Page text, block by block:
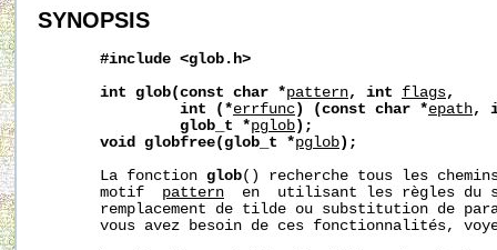
SYNOPSIS
#include <glob.h>
int glob(const char *pattern, int flags,
int
(*errfunc ) (const char *epath,
glob_t
*pglob );
void globfree(glob_t *pglob );
       La fonction
glob() recherche tous les
       motif
pattern
en  utilisant les règles du
remplacement de tilde ou substitution de
vous avez besoin de ces fonctionnalités,